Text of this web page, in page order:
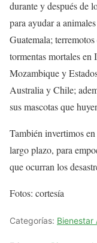
durante y después de
para ayudar a
Guatemala;
tormentas mortales
Mozambique y
Australia y Chile;
sus mascotas que
También invertimos
largo plazo, para
que ocurran los
Fotos: cortesía
Categorías: Bienestar